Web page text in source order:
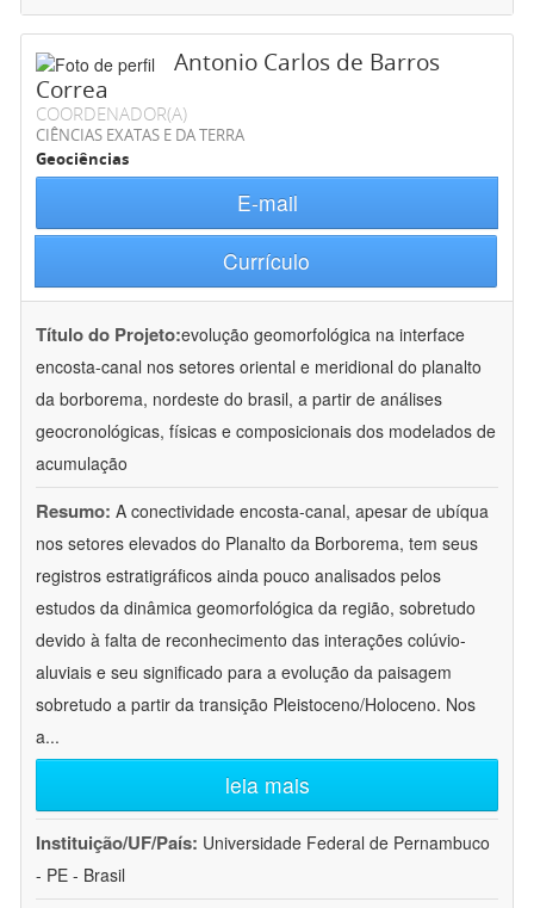
Antonio Carlos de Barros
Correa
COORDENADOR(A)
CIÊNCIAS EXATAS E DA TERRA
Geociências
E-mail
Currículo
Título do Projeto:evolução geomorfológica na interface
encosta-canal nos setores oriental e meridional do planalto
da borborema, nordeste do brasil, a partir de análises
geocronológicas, físicas e composicionais dos modelados de
acumulação
Resumo: A conectividade encosta-canal, apesar de ubíqua
nos setores elevados do Planalto da Borborema, tem seus
registros estratigráficos ainda pouco analisados pelos
estudos da dinâmica geomorfológica da região, sobretudo
devido à falta de reconhecimento das interações colúvio-
aluviais e seu significado para a evolução da paisagem
sobretudo a partir da transição Pleistoceno/Holoceno. Nos
a...
leia mais
Instituição/UF/País: Universidade Federal de Pernambuco
- PE - Brasil